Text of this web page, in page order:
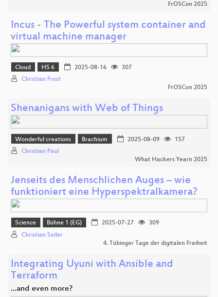
FrOSCon 2025
Incus - The Powerful system container and
virtual machine manager
Cloud HS 6 2025-08-16
307
Christian Frost
FrOSCon 2025
Shenanigans with Web of Things
Wonderful creations Brachium 2025-08-09
157
Christian Paul
What Hackers Yearn 2025
Jenseits des Menschlichen Auges – wie
funktioniert eine Hyperspektralkamera?
Science Bühne 1 (EG) 2025-07-27
309
Christian Seiler
4. Tübinger Tage der digitalen Freiheit
Integrating Uyuni with Ansible and
Terraform
...and even more?